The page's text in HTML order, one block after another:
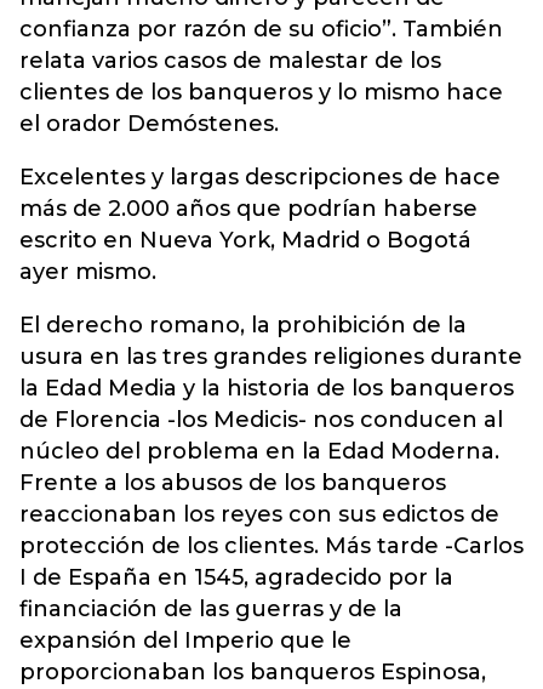
confianza por razón de su oficio”. También
relata varios casos de malestar de los
clientes de los banqueros y lo mismo hace
el orador Demóstenes.
Excelentes y largas descripciones de hace
más de 2.000 años que podrían haberse
escrito en Nueva York, Madrid o Bogotá
ayer mismo.
El derecho romano, la prohibición de la
usura en las tres grandes religiones durante
la Edad Media y la historia de los banqueros
de Florencia -los Medicis- nos conducen al
núcleo del problema en la Edad Moderna.
Frente a los abusos de los banqueros
reaccionaban los reyes con sus edictos de
protección de los clientes. Más tarde -Carlos
I de España en 1545, agradecido por la
financiación de las guerras y de la
expansión del Imperio que le
proporcionaban los banqueros Espinosa,